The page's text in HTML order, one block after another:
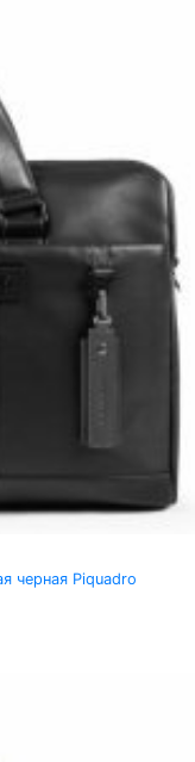
черная Piquadro